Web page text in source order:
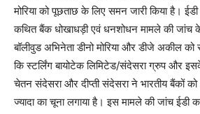
मोरिया को पूछताछ के लिए समन जारी किया है।
कथित बैंक धोखाधड़ी एवं धनशोधन मामले की जांच
बॉलीवुड अभिनेता डीनो मोरिया और डीजे अकील
कि स्टर्लिंग बायोटेक लिमिटेड/संदेसरा ग्रुप और
चेतन संदेसरा और दीप्ती संदेसरा ने भारतीय बैंकों
ज्यादा का चूना लगाया है। इस मामले की जांच ईडी